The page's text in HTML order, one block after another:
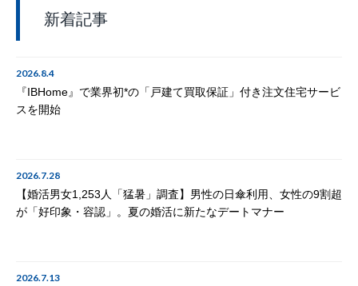
新着記事
2026.8.4
『IBHome』で業界初*の「戸建て買取保証」付き注文住宅サービ
スを開始
2026.7.28
【婚活男女1,253人「猛暑」調査】男性の日傘利用、女性の9割超
が「好印象・容認」。夏の婚活に新たなデートマナー
2026.7.13